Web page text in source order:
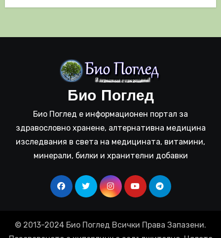
Био Поглед
Био Поглед е информационен портал за
здравословно хранене, алтернативна медицина
изследвания в света на медицината, витамини,
минерали, билки и хранителни добавки
© 2013-2024 Био Поглед Всички Права Запазени.